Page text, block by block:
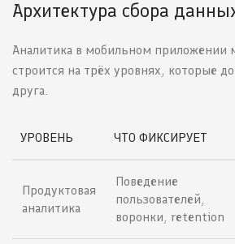
Архитектура сбора
Аналитика в мобильном приложении
строится на трёх уровнях, которые
друга.
УРОВЕНЬ ЧТО ФИКСИРУЕТ
Продуктовая
аналитика
Поведение
пользователей,
воронки, retention